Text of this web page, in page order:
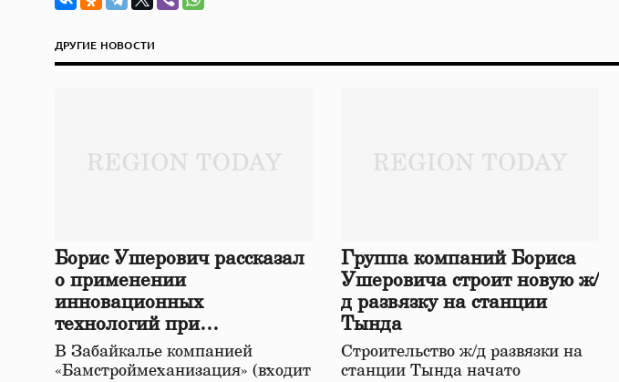
ДРУГИЕ НОВОСТИ
Борис Ушерович рассказал
о применении
инновационных
технологий при
строительстве нового моста
в Забайкалье
В Забайкалье компанией
«Бамстроймеханизация» (входит
Группа компаний Бориса
Ушеровича строит новую ж/
д развязку на станции
Тында
Строительство ж/д развязки на
станции Тында начато